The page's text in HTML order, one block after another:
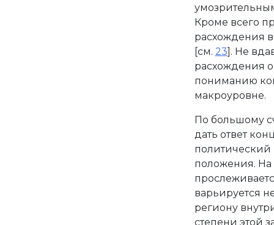
Кроме всего
расхождения
[см. 23]. Не
расхождения
пониманию
макроуровне.
По большому
дать ответ
политический
положения. На
варьируется
региону
степени этой